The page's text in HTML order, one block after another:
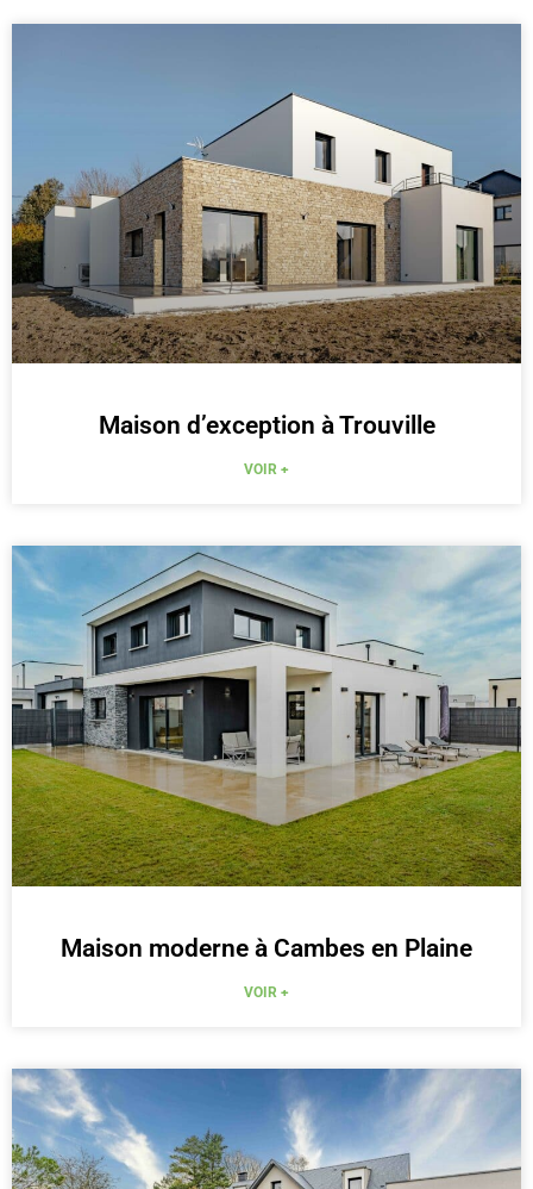
Maison d’exception à Trouville
VOIR +
Maison moderne à Cambes en Plaine
VOIR +